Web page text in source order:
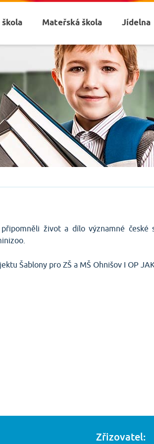
Mateřská škola Jídelna
život a dílo významné české
Šablony pro ZŠ a MŠ Ohnišov I OP
Zřizovatel: